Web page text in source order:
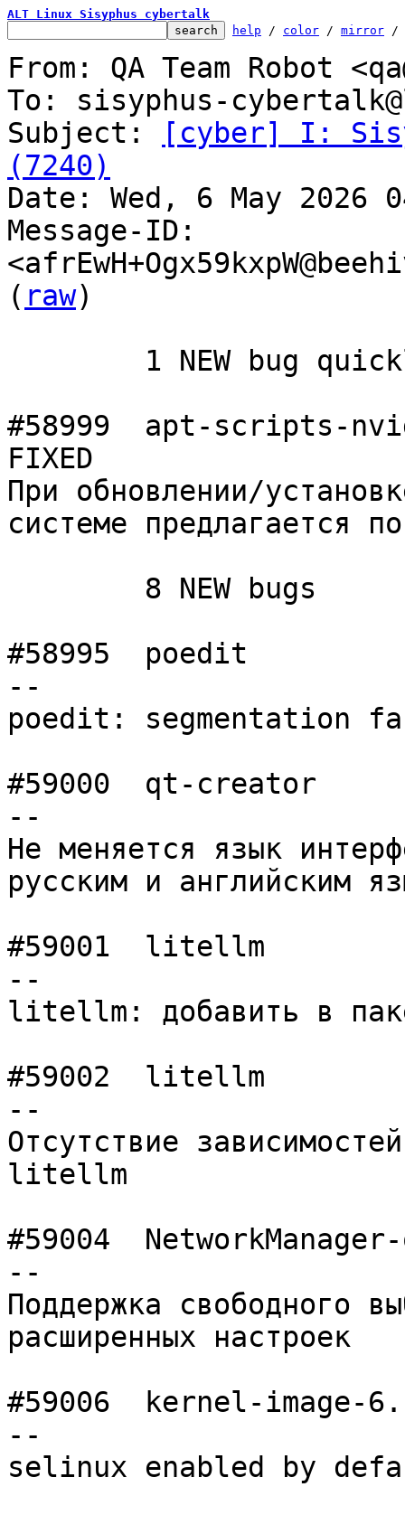
ALT Linux Sisyphus cybertalk
help / color / mirror /
From: QA Team Robot
To: sisyphus-
Subject:
[cyber] I:
(7240)
Date: Wed, 6 May 2026
Message-ID:
( raw)
#58999	apt-scripts-nvidia	normal
FIXED
При обновлении/
системе предлагается
#58995	poedit          	normal  	 -
--
poedit: segmentation
#59000	qt-creator      	normal  	 -
--
Не меняется язык
русским и английским
#59001	litellm         	normal  	 -
--
litellm: добавить в
#59002	litellm         	normal  	 -
--
Отсутствие
litellm
#59004	NetworkManager-openvpn	normal  	 -
--
Поддержка свободного
расширенных настроек
#59006	kernel-image-6.12	major   	 -
--
selinux enabled by